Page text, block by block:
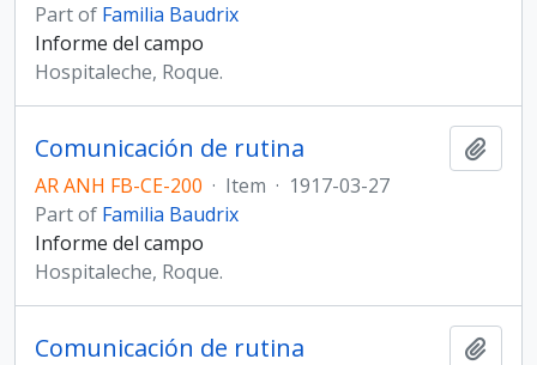
Part of Familia Baudrix
Informe del campo
Hospitaleche, Roque.
Comunicación de rutina
AR ANH FB-CE-200 · Item · 1917-03-27
Part of Familia Baudrix
Informe del campo
Hospitaleche, Roque.
Comunicación de rutina